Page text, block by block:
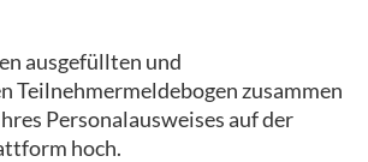
ausgefüllten und
Teilnehmermeldebogen zusammen
Personalausweises auf der
hoch.